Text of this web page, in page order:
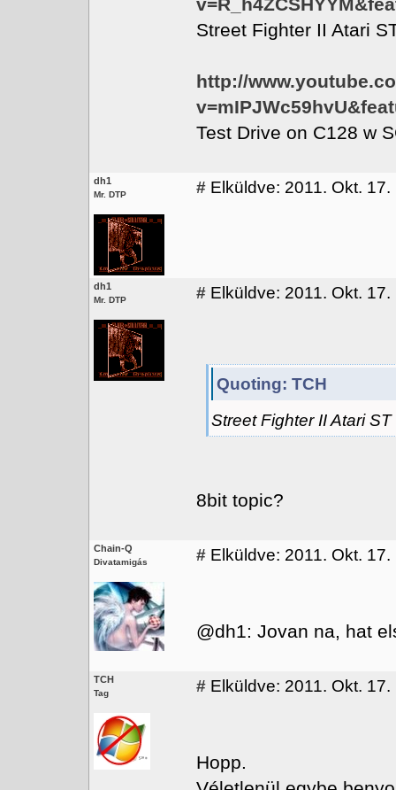
Street Fighter II Atari
http://
Test Drive on C128 w
dh1
Mr. DTP # Elküldve: 2011. Okt.
dh1
Mr. DTP # Elküldve: 2011. Okt. 17.
Quoting: TCH
Street Fighter II Atari
8bit topic?
Chain-Q
Divatamigás # Elküldve: 2011. Okt. 17.
@dh1: Jovan na, hat
TCH
Tag # Elküldve: 2011. Okt. 17.
Hopp.